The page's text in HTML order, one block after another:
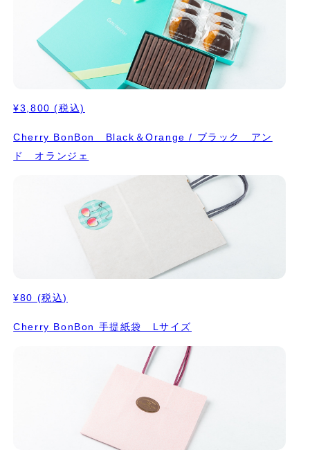
¥3,800 (税込)
Cherry BonBon Black＆Orange / ブラック アン
ド オランジェ
¥80 (税込)
Cherry BonBon 手提紙袋 Lサイズ